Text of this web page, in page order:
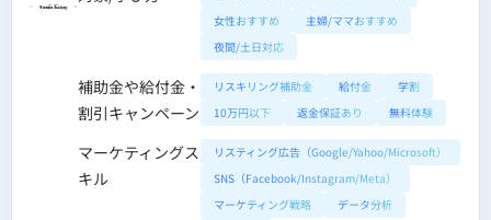
女性おすすめ
主婦/ママおすすめ
夜間/土日対応
補助金や給付金・
割引キャンペーン
リスキリング補助金 給付金
学割
10万円以下
返金保証あり 無料体験
マーケティングス
キル
リスティング広告（Google/Yahoo/Microsoft）
SNS（Facebook/Instagram/Meta）
マーケティング戦略
データ分析